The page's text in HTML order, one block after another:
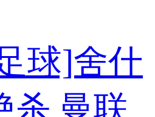
球]舍什
杀 曼联